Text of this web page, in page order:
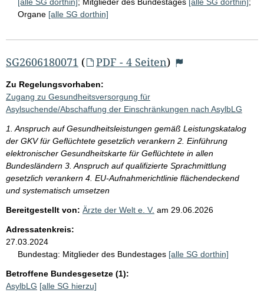
Organe [alle SG dorthin]
SG2606180071 ( PDF - 4 Seiten)
Zu Regelungsvorhaben:
Zugang zu Gesundheitsversorgung für
Asylsuchende/Abschaffung der Einschränkungen nach AsylbLG
1. Anspruch auf Gesundheitsleistungen gemäß Leistungskatalog
der GKV für Geflüchtete gesetzlich verankern 2. Einführung
elektronischer Gesundheitskarte für Geflüchtete in allen
Bundesländern 3. Anspruch auf qualifizierte Sprachmittlung
gesetzlich verankern 4. EU-Aufnahmerichtlinie flächendeckend
und systematisch umsetzen
Bereitgestellt von: Ärzte der Welt e. V. am 29.06.2026
Adressatenkreis:
27.03.2024
Bundestag: Mitglieder des Bundestages [alle SG dorthin]
Betroffene Bundesgesetze (1):
AsylbLG [alle SG hierzu]